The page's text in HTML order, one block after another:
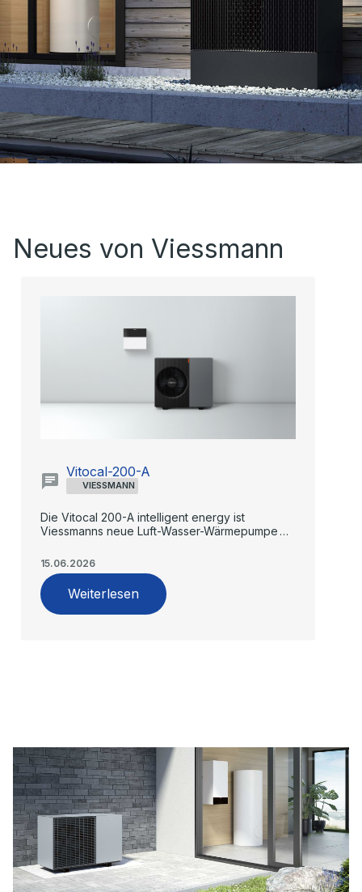
Neues von Viessmann
VIESSMANN
Vitocal-200-A
Die Vitocal 200-A intelligent energy ist
Viessmanns neue Luft-Wasser-Wärmepumpe
15.06.2026
Weiterlesen